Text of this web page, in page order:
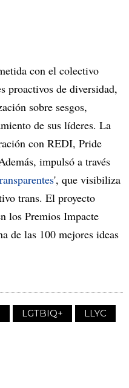
con el colectivo
proactivos de diversidad,
sobre sesgos,
de sus líderes. La
con REDI, Pride
impulsó a través
', que visibiliza
trans. El proyecto
los Premios Impacte
de las 100 mejores ideas
LGTBIQ+ LLYC